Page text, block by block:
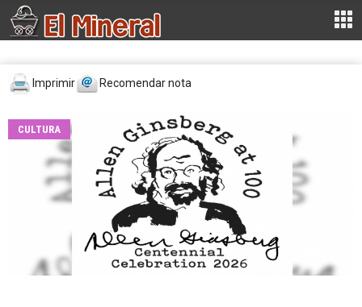
Imprimir Recomendar nota
CULTURA